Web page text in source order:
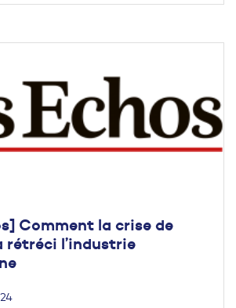
Comment la crise de
rétréci l’industrie